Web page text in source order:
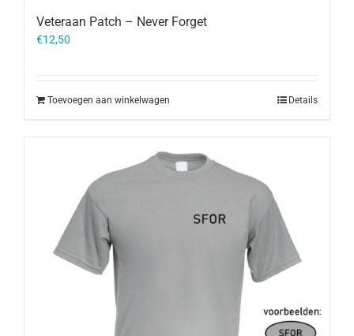
Veteraan Patch – Never Forget
€12,50
Toevoegen aan winkelwagen Details